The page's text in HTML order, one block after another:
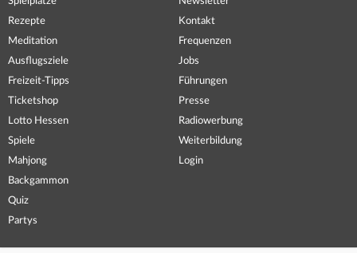
Rezepte
Meditation
Ausflugsziele
Freizeit-Tipps
Ticketshop
Lotto Hessen
Spiele
Mahjong
Backgammon
Quiz
Partys
Kontakt
Frequenzen
Jobs
Führungen
Presse
Radiowerbung
Weiterbildung
Login